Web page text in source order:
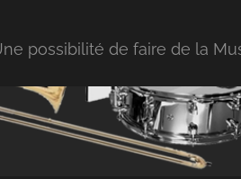
possibilité de faire de la